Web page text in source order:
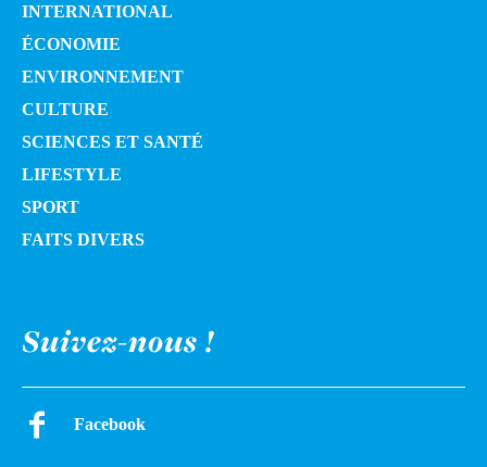
INTERNATIONAL
ÉCONOMIE
ENVIRONNEMENT
CULTURE
SCIENCES ET SANTÉ
LIFESTYLE
SPORT
FAITS DIVERS
Suivez-nous !
Facebook